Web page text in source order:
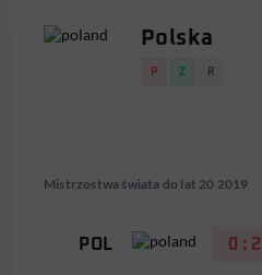
Polska
P Z R
Mistrzostwa świata do lat 20 2019
POL 0 : 2